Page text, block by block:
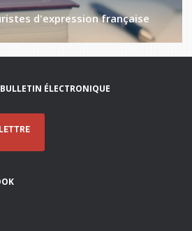
d'expression française
ÉLECTRONIQUE